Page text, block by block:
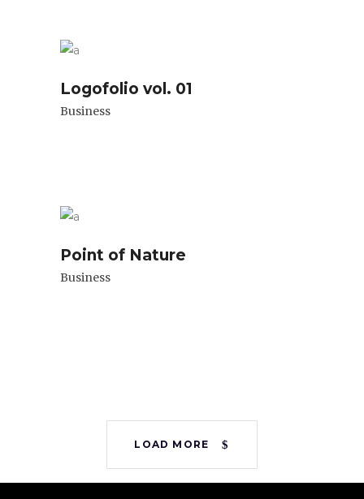
Logofolio vol. 01
Business
Point of Nature
Business
LOAD MORE